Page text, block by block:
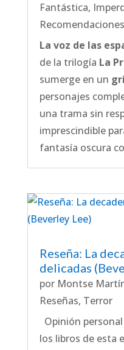
Fantástica,
Recomendaciones
La voz de las
de la trilogía La
sumerge en un
personajes
una trama sin
imprescindible
fantasía oscura
Reseña: La
delicadas
por Montse
Reseñas, Terror
Opinión
los libros de esta